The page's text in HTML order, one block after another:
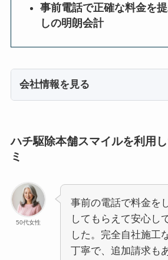
事前電話で正確な料金を
しの明朗会計
会社情報を見る
ハチ駆除本舗スマイルを利用
ミ
50代女性
事前の電話で料金を
してもらえて安心し
した。完全自社施工
丁寧で、追加請求も